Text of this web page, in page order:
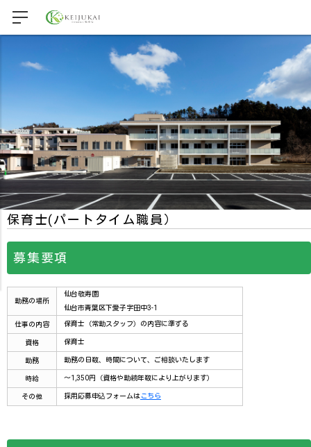
保育士(パートタイム職員）
募集要項
勤務の場所
仙台敬寿園
仙台市青葉区下愛子字田中3-1
仕事の内容 保育士（常勤スタッフ）の内容に準ずる
資格 保育士
勤務 勤務の日数、時間について、ご相談いたします
時給 ～1,350円（資格や勤続年数により上がります）
その他 採用応募申込フォームはこちら